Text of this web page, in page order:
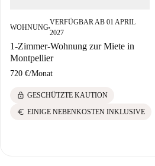
WOHNUNG■
VERFÜGBAR AB 01 APRIL
2027
1-Zimmer-Wohnung zur Miete in
Montpellier
720 €/Monat
lock GESCHÜTZTE KAUTION
euro EINIGE NEBENKOSTEN INKLUSIVE